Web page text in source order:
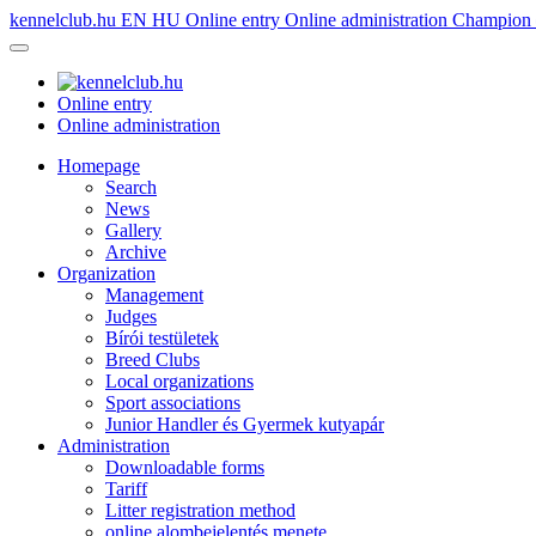
kennelclub.hu EN HU Online entry Online administration Champion
Online entry
Online administration
Homepage
Search
News
Gallery
Archive
Organization
Management
Judges
Bírói testületek
Breed Clubs
Local organizations
Sport associations
Junior Handler és Gyermek kutyapár
Administration
Downloadable forms
Tariff
Litter registration method
online alombejelentés menete